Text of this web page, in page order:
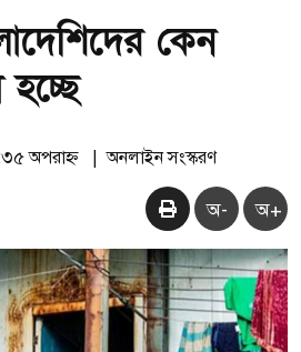
কেন
অপরাহ্ন
অনলাইন সংস্করণ
অ- অ+